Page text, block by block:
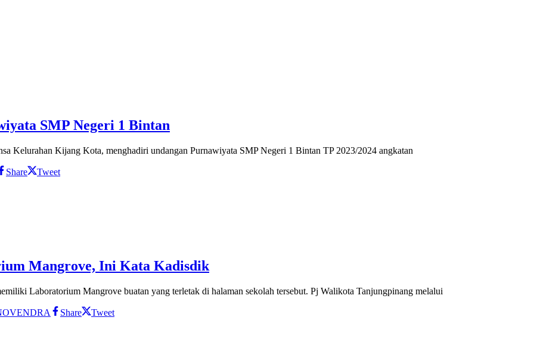
SMP Negeri 1 Bintan
Kelurahan Kijang Kota, menghadiri undangan Purnawiyata SMP Negeri 1 Bintan TP 2023/2024 angkatan
Share Tweet
Mangrove, Ini Kata Kadisdik
Laboratorium Mangrove buatan yang terletak di halaman sekolah tersebut. Pj Walikota Tanjungpinang melalui
Share Tweet